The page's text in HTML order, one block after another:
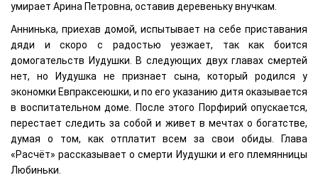
умирает Арина Петровна, оставив деревеньку внучкам.
Аннинька, приехав домой, испытывает на себе приставания
дяди и скоро с радостью уезжает, так как боится
домогательств Иудушки. В следующих двух главах смертей
нет, но Иудушка не признает сына, который родился у
экономки Евпраксеюшки, и по его указанию дитя оказывается
в воспитательном доме. После этого Порфирий опускается,
перестает следить за собой и живет в мечтах о богатстве,
думая о том, как отплатит всем за свои обиды. Глава
«Расчёт» рассказывает о смерти Иудушки и его племянницы
Любиньки.